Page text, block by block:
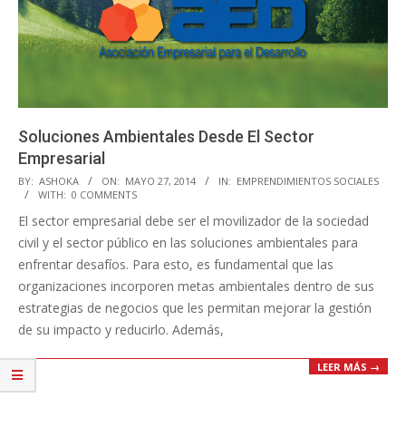
Soluciones Ambientales Desde El Sector
Empresarial
2014-
05-
27
BY: ASHOKA ON: MAYO 27, 2014 IN: EMPRENDIMIENTOS SOCIALES
WITH: 0 COMMENTS
El sector empresarial debe ser el movilizador de la sociedad
civil y el sector público en las soluciones ambientales para
enfrentar desafíos. Para esto, es fundamental que las
organizaciones incorporen metas ambientales dentro de sus
estrategias de negocios que les permitan mejorar la gestión
de su impacto y reducirlo. Además,
LEER MÁS →